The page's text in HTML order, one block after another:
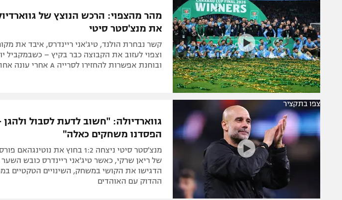
תקנון משתתפים וזוכים בפרסים
תקנון עבור פעילות אלקטרה
תקנון עבור פעילות ספורט 1 – "מרלן"
טניס
גיימינג E-Sports
תנאי שימוש
מדיניות פרטיות
תקנון פעילות ספורט 1
רשיון להקרנה פומבית לבית עסק
הצטרפות לחבילת הערוצים
לוח דרושים – ג'ובנט
הפועל חיפה
הפועל באר שבע
מכבי נתניה
בני יהודה
מהר מהצפוי: הרכש הנוצץ של
את מנצ'סטר סיטי
קשר נבחרת הולנד, טיג'אני ריינדרס, איבד את
וצפוי לעזוב את הקבוצה כבר בקיץ – כשבמקביל
ובוחנת אפשרות להחזירו לסרייה A אחרי עונה אחת בלבד באנגליה
צפו בתקציר
גווארדיולה: "חשוב לדעת לסבול
הפסדנו משחקים כאלה"
מנצ'סטר סיטי ניצחה 1:2 בחוץ את
של ריאן שרקי, כאשר טיג'אני ריינדרס כובש
הדגישו את הקושי במשחק, השינויים הטקטיים
ההדוק עם האוהדים